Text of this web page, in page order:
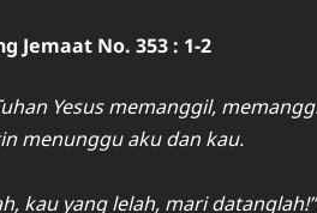
Jemaat No. 353 : 1-2
Yesus memanggil,
menunggu aku dan kau.
kau yang lelah, mari